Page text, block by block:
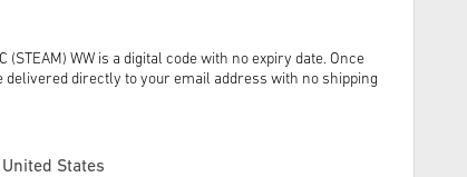
(STEAM) WW is a digital code with no expiry date. Once
delivered directly to your email address with no shipping
United States